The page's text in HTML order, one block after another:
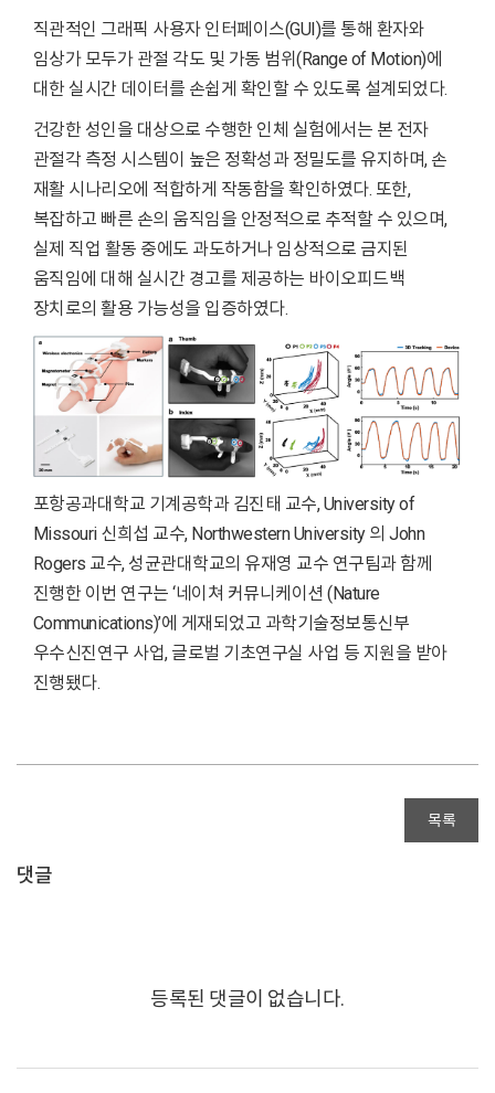
직관적인 그래픽 사용자 인터페이스(GUI)를 통해 환자와
임상가 모두가 관절 각도 및 가동 범위(Range of Motion)에
대한 실시간 데이터를 손쉽게 확인할 수 있도록 설계되었다.
건강한 성인을 대상으로 수행한 인체 실험에서는 본 전자
관절각 측정 시스템이 높은 정확성과 정밀도를 유지하며, 손
재활 시나리오에 적합하게 작동함을 확인하였다. 또한,
복잡하고 빠른 손의 움직임을 안정적으로 추적할 수 있으며,
실제 직업 활동 중에도 과도하거나 임상적으로 금지된
움직임에 대해 실시간 경고를 제공하는 바이오피드백
장치로의 활용 가능성을 입증하였다.
포항공과대학교 기계공학과 김진태 교수, University of
Missouri 신희섭 교수, Northwestern University 의 John
Rogers 교수, 성균관대학교의 유재영 교수 연구팀과 함께
진행한 이번 연구는 ‘네이쳐 커뮤니케이션 (Nature
Communications)’에 게재되었고 과학기술정보통신부
우수신진연구 사업, 글로벌 기초연구실 사업 등 지원을 받아
진행됐다.
목록
댓글
등록된 댓글이 없습니다.